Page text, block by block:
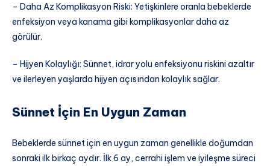
– Daha Az Komplikasyon Riski: Yetişkinlere oranla bebeklerde
enfeksiyon veya kanama gibi komplikasyonlar daha az
görülür.
– Hijyen Kolaylığı: Sünnet, idrar yolu enfeksiyonu riskini azaltır
ve ilerleyen yaşlarda hijyen açısından kolaylık sağlar.
Sünnet İçin En Uygun Zaman
Bebeklerde sünnet için en uygun zaman genellikle doğumdan
sonraki ilk birkaç aydır. İlk 6 ay, cerrahi işlem ve iyileşme süreci